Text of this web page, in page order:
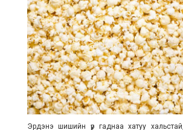
Эрдэнэ шишийн үр гаднаа хатуу